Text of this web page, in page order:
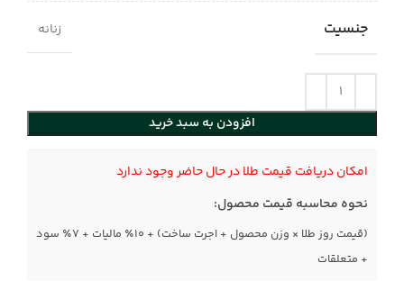
جنسیت زنانه
افزودن به سبد خرید
امکان دریافت قیمت طلا در حال حاضر وجود ندارد
نحوه محاسبه قیمت محصول:
(قیمت روز طلا × وزن محصول + اجرت ساخت) + ۱۰٪ مالیات + ۷٪ سود
+ متعلقات